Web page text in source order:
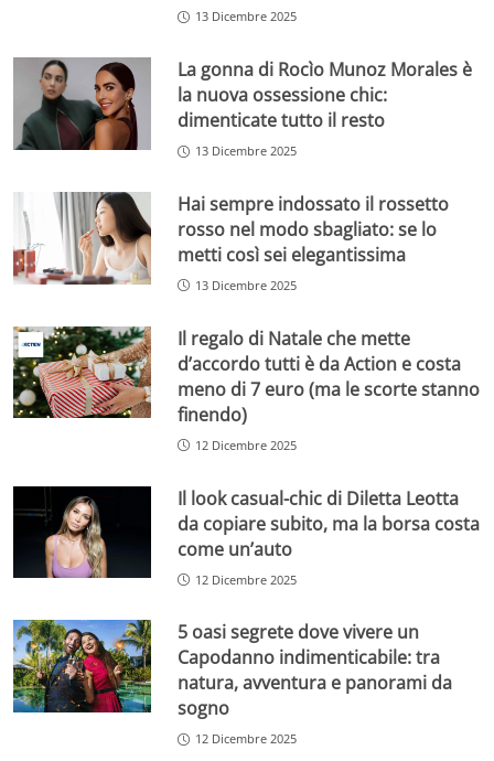
13 Dicembre 2025
La gonna di Rocìo Munoz Morales è
la nuova ossessione chic:
dimenticate tutto il resto
13 Dicembre 2025
Hai sempre indossato il rossetto
rosso nel modo sbagliato: se lo
metti così sei elegantissima
13 Dicembre 2025
Il regalo di Natale che mette
d’accordo tutti è da Action e costa
meno di 7 euro (ma le scorte stanno
finendo)
12 Dicembre 2025
Il look casual-chic di Diletta Leotta
da copiare subito, ma la borsa costa
come un’auto
12 Dicembre 2025
5 oasi segrete dove vivere un
Capodanno indimenticabile: tra
natura, avventura e panorami da
sogno
12 Dicembre 2025